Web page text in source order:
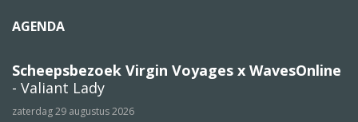
AGENDA
Scheepsbezoek Virgin Voyages x WavesOnline
- Valiant Lady
zaterdag 29 augustus 2026